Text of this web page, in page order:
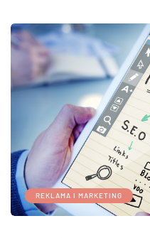
REKLAMA I MARKETING